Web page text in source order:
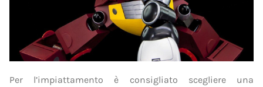
Per l’impiattamento è consigliato scegliere una